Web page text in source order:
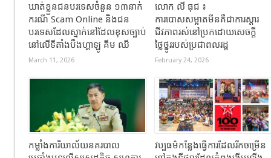
ឃាត់ខ្លួនជនបរទេសចំនួន ១៣នាក់
ករណី Scam Online និងជន
បរទេសដែលស្នាក់នៅដែលខុសច្បាប់
នៅលើទីតាំងបឹងហ្គាឡូ គីម ឈី
March 11, 2026
លោក លី ធុជ ៖
ការបោសសម្អាតមីនគឺជាការស្តារ
ជីវភាពរស់នៅប្រកដោយសេចក្តី
ថ្លៃថ្នូររបស់ប្រជាពលរដ្ឋ
February 24, 2026
កម្លាំងការិយាល័យនគរបាល
វប្បធម៌កន្លែងធ្វើការដែលរីកចម្រើន